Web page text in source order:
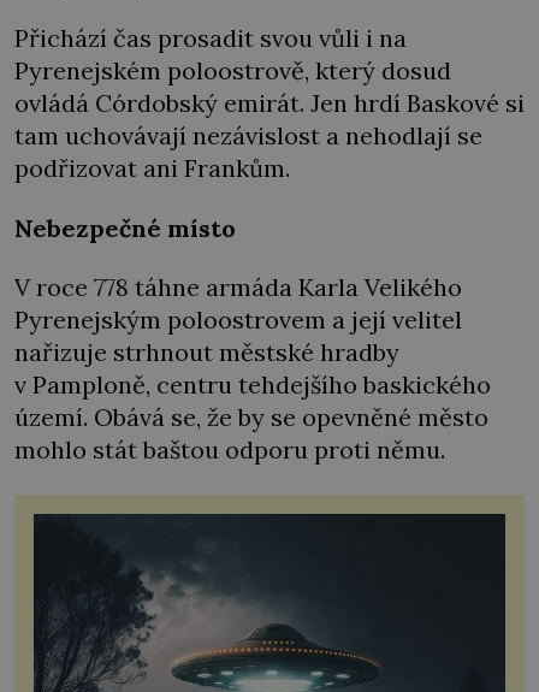
Přichází čas prosadit svou vůli i na
Pyrenejském poloostrově, který dosud
ovládá Córdobský emirát. Jen hrdí Baskové si
tam uchovávají nezávislost a nehodlají se
podřizovat ani Frankům.
Nebezpečné místo
V roce 778 táhne armáda Karla Velikého
Pyrenejským poloostrovem a její velitel
nařizuje strhnout městské hradby
v Pamploně, centru tehdejšího baskického
území. Obává se, že by se opevněné město
mohlo stát baštou odporu proti němu.